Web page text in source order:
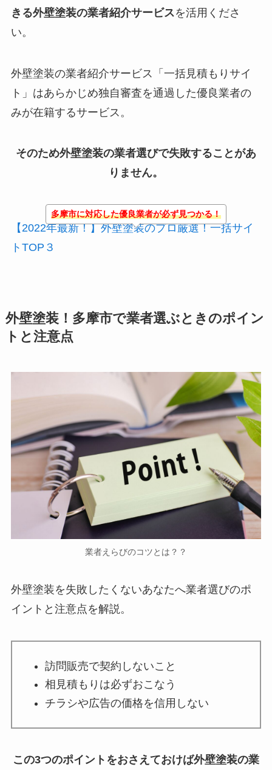
きる外壁塗装の業者紹介サービスを活用くださ
い。
外壁塗装の業者紹介サービス「一括見積もりサイ
ト」はあらかじめ独自審査を通過した優良業者の
みが在籍するサービス。
そのため外壁塗装の業者選びで失敗することがあ
りません。
多摩市に対応した優良業者が必ず見つかる！
【2022年最新！】外壁塗装のプロ厳選！一括サイ
トTOP３
外壁塗装！多摩市で業者選ぶときのポイン
トと注意点
業者えらびのコツとは？？
外壁塗装を失敗したくないあなたへ業者選びのポ
イントと注意点を解説。
訪問販売で契約しないこと
相見積もりは必ずおこなう
チラシや広告の価格を信用しない
この3つのポイントをおさえておけば外壁塗装の業